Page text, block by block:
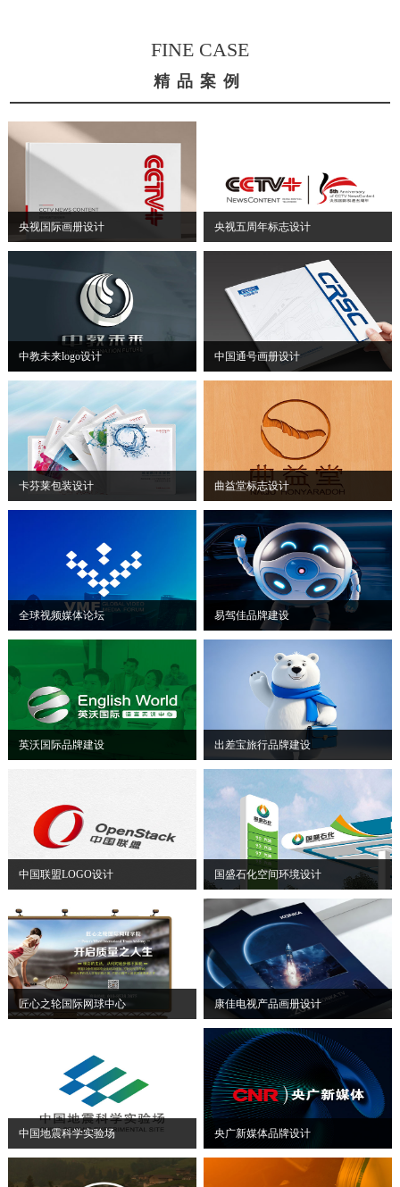
FINE CASE
精品案例
央视国际画册设计 央视五周年标志设计
中教未来logo设计 中国通号画册设计
卡芬莱包装设计 曲益堂标志设计
全球视频媒体论坛 易驾佳品牌建设
英沃国际品牌建设 出差宝旅行品牌建设
中国联盟LOGO设计 国盛石化空间环境设计
匠心之轮国际网球中心 康佳电视产品画册设计
中国地震科学实验场 央广新媒体品牌设计